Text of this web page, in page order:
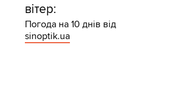
вітер:
Погода на 10 днів від
sinoptik.ua